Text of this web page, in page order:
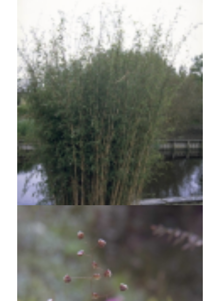
Bamboe
Fargesia nitida 'Nymphenburg'